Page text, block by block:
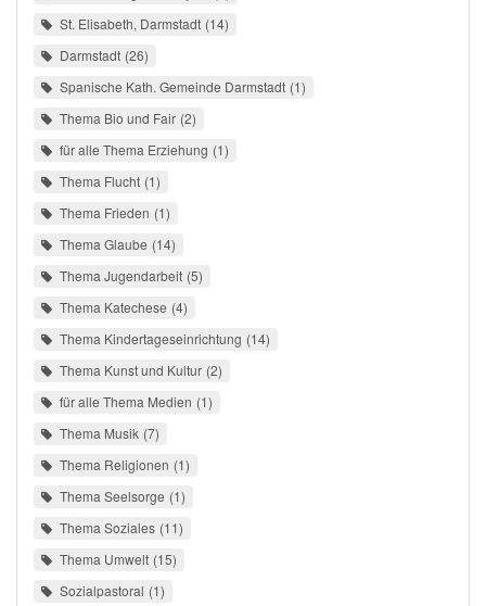
St. Elisabeth, Darmstadt 14
Darmstadt 26
Spanische Kath. Gemeinde Darmstadt 1
Thema Bio und Fair 2
für alle Thema Erziehung 1
Thema Flucht 1
Thema Frieden 1
Thema Glaube 14
Thema Jugendarbeit 5
Thema Katechese 4
Thema Kindertageseinrichtung 14
Thema Kunst und Kultur 2
für alle Thema Medien 1
Thema Musik 7
Thema Religionen 1
Thema Seelsorge 1
Thema Soziales 11
Thema Umwelt 15
Sozialpastoral 1